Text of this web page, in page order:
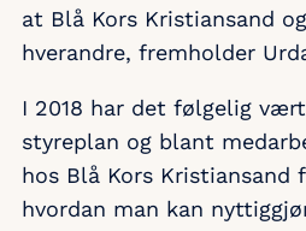
at Blå Kors Kristiansand
hverandre, fremholder
I 2018 har det følgelig
styreplan og blant
hos Blå Kors Kristiansand
hvordan man kan